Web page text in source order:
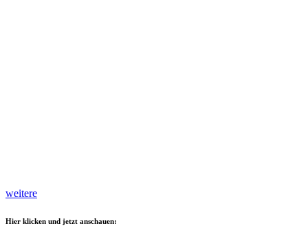
weitere
Hier klicken und jetzt anschauen: